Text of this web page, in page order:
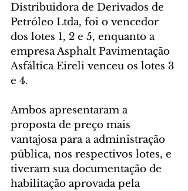
Distribuidora de Derivados de
Petróleo Ltda, foi o vencedor
dos lotes 1, 2 e 5, enquanto a
empresa Asphalt Pavimentação
Asfáltica Eireli venceu os lotes 3
e 4.
Ambos apresentaram a
proposta de preço mais
vantajosa para a administração
pública, nos respectivos lotes, e
tiveram sua documentação de
habilitação aprovada pela